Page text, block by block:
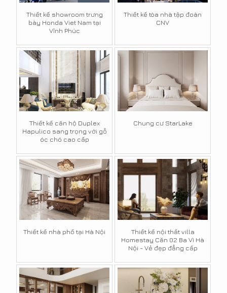
Thiết kế showroom trưng
bày Honda Viet Nam tại
Vĩnh Phúc
Thiết kế tòa nhà tập đoàn
CNV
Thiết kế căn hộ Duplex
Hapulico sang trọng với gỗ
óc chó cao cấp
Chung cư StarLake
Thiết kế nhà phố tại Hà Nội
Thiết kế nội thất villa
Homestay Căn 02 Ba Vì Hà
Nội - Vẻ đẹp đẳng cấp